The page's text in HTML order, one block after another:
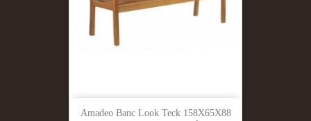
Amadeo Banc Look Teck 158X65X88